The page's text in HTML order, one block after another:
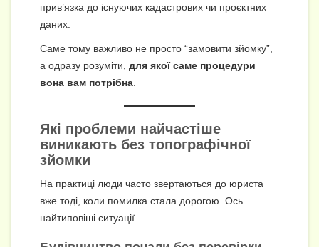
прив’язка до існуючих кадастрових чи проєктних
даних.
Саме тому важливо не просто “замовити зйомку”,
а одразу розуміти, для якої саме процедури
вона вам потрібна
Які проблеми найчастіше
виникають без топографічної
зйомки
На практиці люди часто звертаються до юриста
вже тоді, коли помилка стала дорогою. Ось
найтиповіші ситуації.